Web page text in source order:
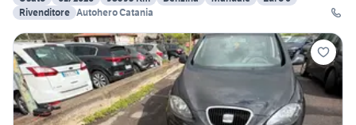
Rivenditore Autohero Catania